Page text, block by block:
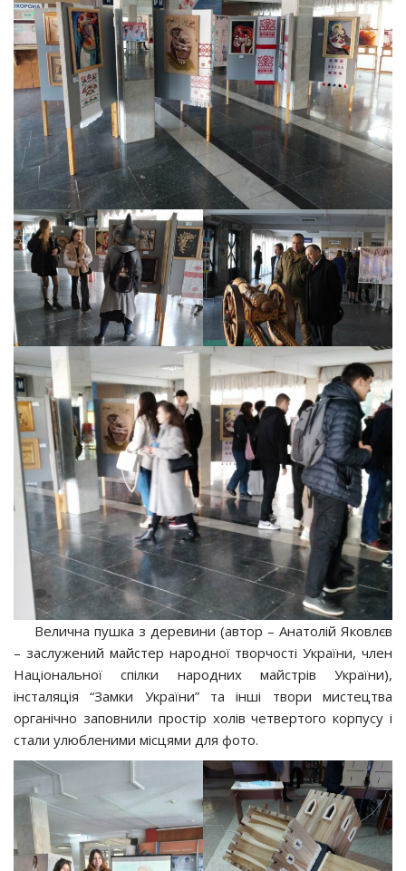
Велична пушка з деревини (автор – Анатолій Яковлєв
– заслужений майстер народної творчості України, член
Національної спілки народних майстрів України),
інсталяція “Замки України” та інші твори мистецтва
органічно заповнили простір холів четвертого корпусу і
стали улюбленими місцями для фото.